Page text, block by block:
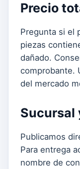
Precio
Pregunta si el
piezas
dañado.
comprobante.
del mercado
Sucursal
Publicamos
Para entrega
nombre de